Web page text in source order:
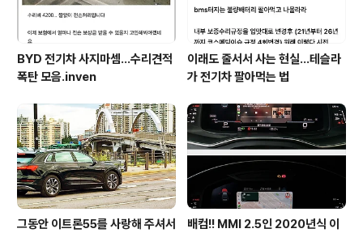
BYD 전기차 사지마셈...수리견적
폭탄 모음.inven
이래도 줄서서 사는 현실…테슬라
가 전기차 팔아먹는 법
그동안 이트론55를 사랑해 주셔서
배컴!! MMI 2.5인 2020년식 이